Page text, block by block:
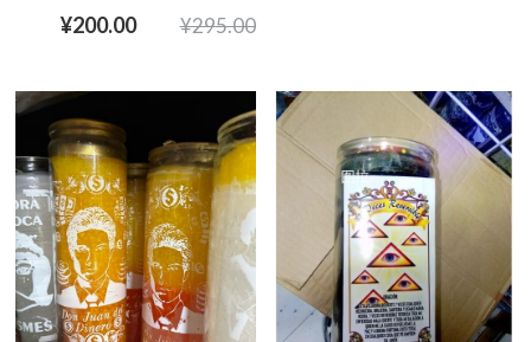
¥200.00
¥295.00